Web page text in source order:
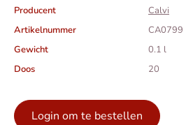
Producent
Calvi
Artikelnummer
CA0799
Gewicht
0.1 l
Doos
20
Login om te bestellen